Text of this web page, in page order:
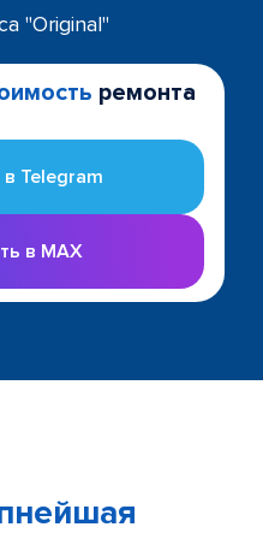
"Original"
ремонта
Telegram
в MAX